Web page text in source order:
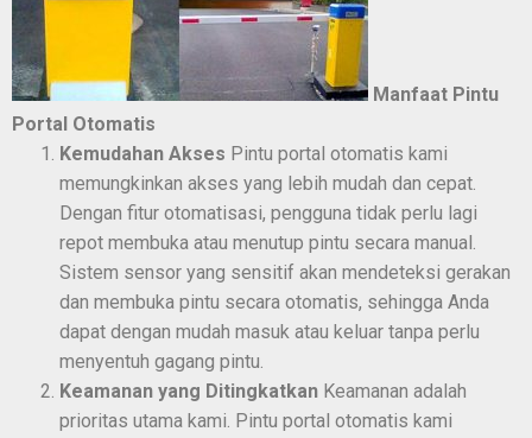
Manfaat Pintu
Portal Otomatis
Kemudahan Akses Pintu portal otomatis kami
memungkinkan akses yang lebih mudah dan cepat.
Dengan fitur otomatisasi, pengguna tidak perlu lagi
repot membuka atau menutup pintu secara manual.
Sistem sensor yang sensitif akan mendeteksi gerakan
dan membuka pintu secara otomatis, sehingga Anda
dapat dengan mudah masuk atau keluar tanpa perlu
menyentuh gagang pintu.
Keamanan yang Ditingkatkan Keamanan adalah
prioritas utama kami. Pintu portal otomatis kami